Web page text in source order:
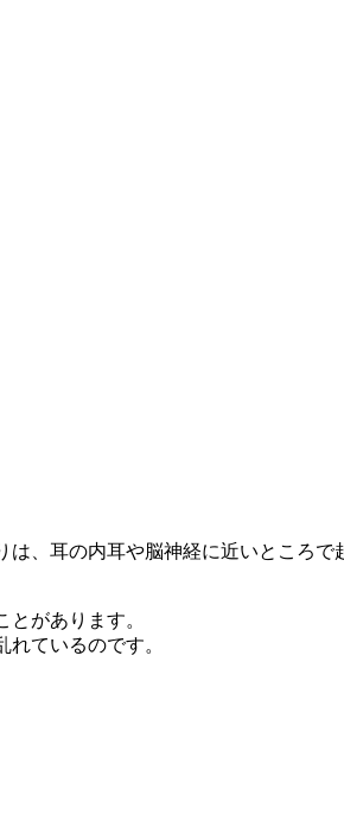
、耳の内耳や脳神経に近いところ
があります。
ているのです。